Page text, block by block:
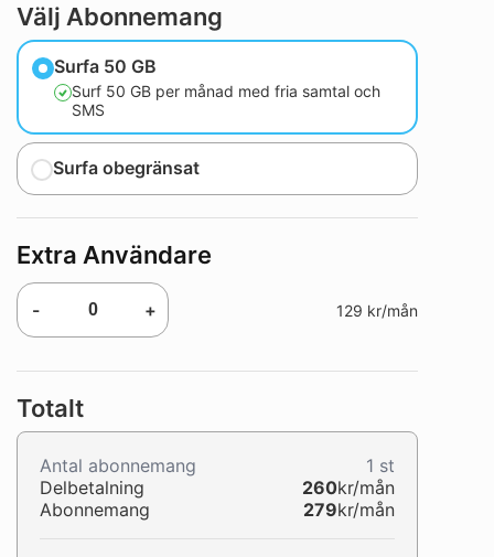
Välj Abonnemang
Surfa 50 GB
Surf 50 GB per månad med fria samtal och
SMS
Surfa obegränsat
Extra Användare
- + 129 kr/mån
Totalt
Antal abonnemang 1 st
Delbetalning
260kr/mån
Abonnemang
279kr/mån